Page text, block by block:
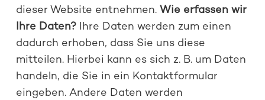
dieser Website entnehmen. Wie erfassen wir
Ihre Daten? Ihre Daten werden zum einen
dadurch erhoben, dass Sie uns diese
mitteilen. Hierbei kann es sich z. B. um Daten
handeln, die Sie in ein Kontaktformular
eingeben. Andere Daten werden